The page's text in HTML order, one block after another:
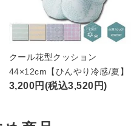
クール花型クッション
44×12cm【ひんやり冷感/夏】
3,200円(税込3,520円)